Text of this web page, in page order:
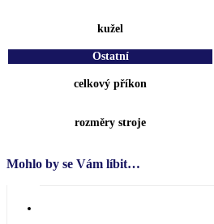
kužel
Ostatní
celkový příkon
rozměry stroje
Mohlo by se Vám líbit…